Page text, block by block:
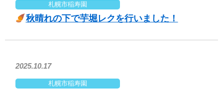
札幌市稲寿園
秋晴れの下で芋堀レクを行いました！
2025.10.17
札幌市稲寿園